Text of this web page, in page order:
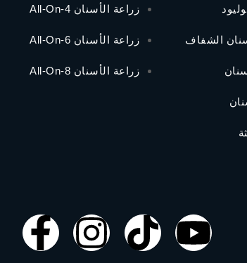
زراعة الأسنان All-On-4
زراعة الأسنان All-On-6
زراعة الأسنان All-On-8
الشفاف